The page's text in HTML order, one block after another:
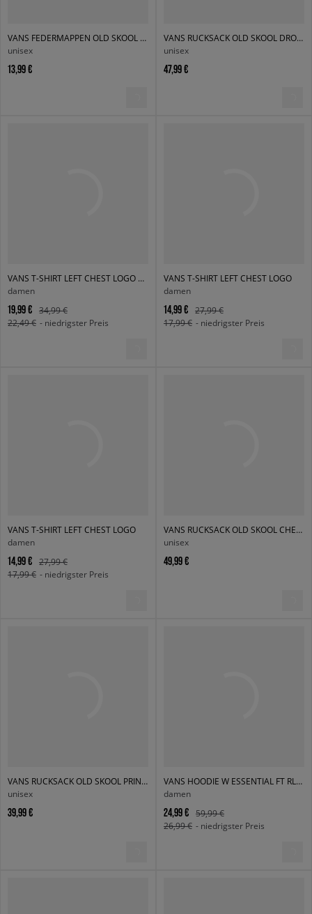
VANS FEDERMAPPEN OLD SKOOL PENCIL POUCH
unisex
13,99 €
VANS RUCKSACK OLD SKOOL DROP V
unisex
47,99 €
VANS T-SHIRT LEFT CHEST LOGO TEE EM
damen
19,99 €
34,99 €
22,49 € - niedrigster Preis
VANS T-SHIRT LEFT CHEST LOGO
damen
14,99 €
27,99 €
17,99 € - niedrigster Preis
VANS T-SHIRT LEFT CHEST LOGO
damen
14,99 €
27,99 €
17,99 € - niedrigster Preis
VANS RUCKSACK OLD SKOOL CHECK BACKPACK
unisex
49,99 €
VANS RUCKSACK OLD SKOOL PRINT BACKPACK
unisex
39,99 €
VANS HOODIE W ESSENTIAL FT RLX PO
damen
24,99 €
59,99 €
26,99 € - niedrigster Preis